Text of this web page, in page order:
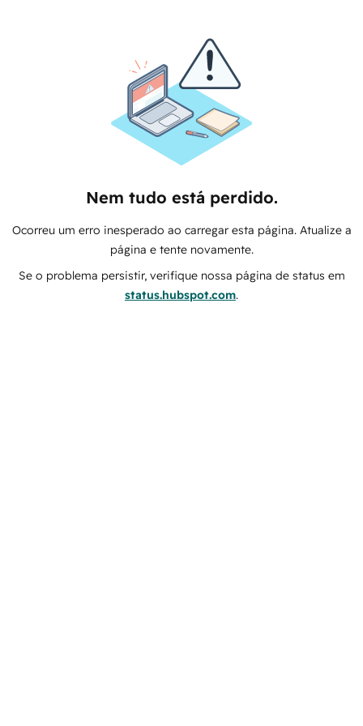
Nem tudo está perdido.
Ocorreu um erro inesperado ao carregar esta página. Atualize a
página e tente novamente.
Se o problema persistir, verifique nossa página de status em
status.hubspot.com.